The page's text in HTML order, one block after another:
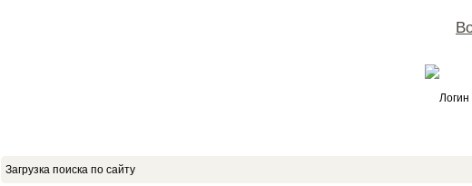
Логин
Загрузка поиска по сайту